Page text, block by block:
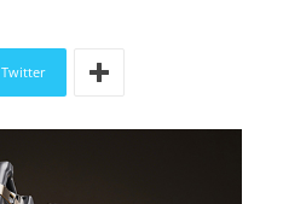
Twitter